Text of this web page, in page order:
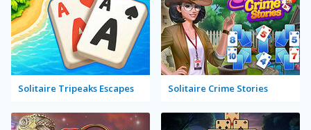
Solitaire Tripeaks Escapes Solitaire Crime Stories